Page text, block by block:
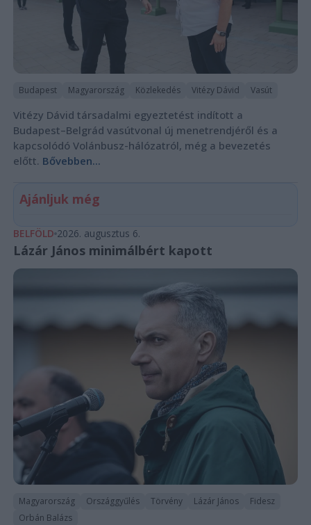
Budapest Magyarország Közlekedés Vitézy Dávid Vasút
Vitézy Dávid társadalmi egyeztetést indított a
Budapest–Belgrád vasútvonal új menetrendjéről és a
kapcsolódó Volánbusz-hálózatról, még a bevezetés
előtt. Bővebben...
Ajánljuk még
BELFÖLD 2026. augusztus 6.
Lázár János minimálbért kapott
Magyarország Országgyűlés Törvény Lázár János
Fidesz
Orbán Balázs